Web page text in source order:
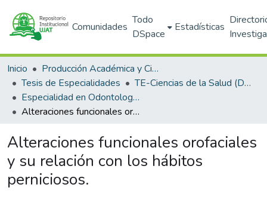
Comunidades
Todo
DSpace
Estadísticas
Inicio
Producción Académica y Científica
Tesis de Especialidades
TE-Ciencias de la Salud (DACS)
Especialidad en Odontología Infantil (PNPC)
Alteraciones funcionales orofaciales y su relación con los hábitos perniciosos.
Alteraciones funcionales orofaciales
y su relación con los hábitos
perniciosos.